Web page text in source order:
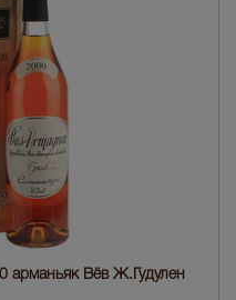
арманьяк Вёв Ж.Гудулен